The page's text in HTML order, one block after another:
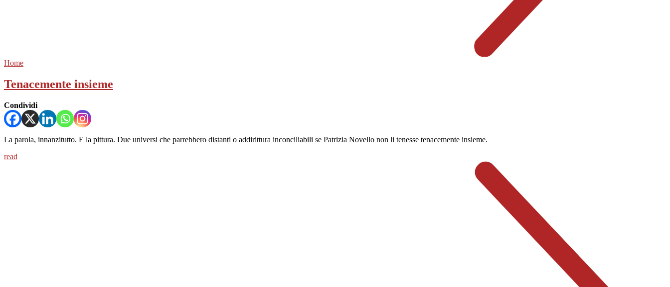
Home
Tenacemente insieme
Condividi
La parola, innanzitutto. E la pittura. Due universi che parrebbero distanti o addirittura inconciliabili se Patrizia Novello non li tenesse tenacemente insieme.
read